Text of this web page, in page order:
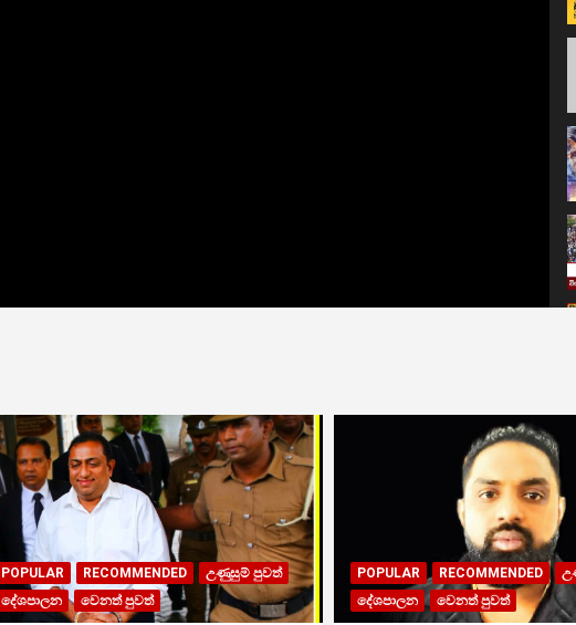
POPULAR RECOMMENDED
උණුසුම් පුවත්
දේශපාලන
වෙනත් පුවත්
POPULAR RECOMMENDED
දේශපාලන
වෙනත් පුවත්